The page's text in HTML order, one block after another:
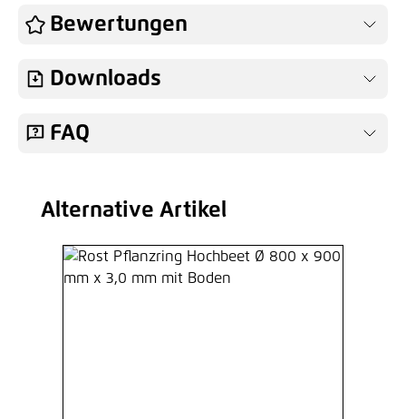
Bewertungen
Downloads
FAQ
Produktgalerie überspringen
Alternative Artikel